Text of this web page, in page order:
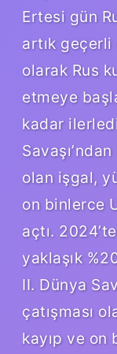
Ertesi gün
artık geçerli
olarak Rus
etmeye
kadar
olan işgal,
on binlerce
açtı.
yaklaşık
II. Dünya
çatışması
kayıp ve on